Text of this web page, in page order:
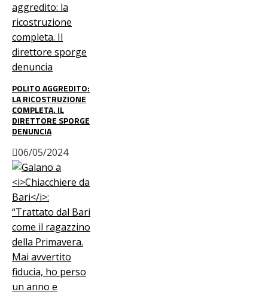
POLITO AGGREDITO:
LA RICOSTRUZIONE
COMPLETA. IL
DIRETTORE SPORGE
DENUNCIA
06/05/2024